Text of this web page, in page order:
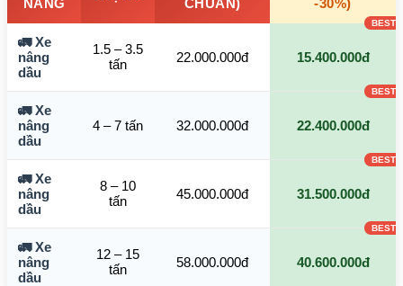
🚛 Xe
nâng
dầu
1.5 – 3.5
tấn
22.000.000đ 15.400.000đ
🚛 Xe
nâng
dầu
4 – 7 tấn 32.000.000đ 22.400.000đ
🚛 Xe
nâng
dầu
8 – 10
tấn
45.000.000đ 31.500.000đ
🚛 Xe
nâng
dầu
12 – 15
tấn
58.000.000đ 40.600.000đ